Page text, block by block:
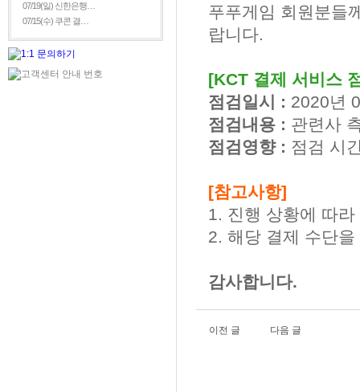
07/19(일) 신한은행…
07/15(수) 쿠콘 결…
푸푸게임 회원분들
랍니다.
[KCT 결제 서비스
점검일시 : 2020년
점검내용 : 관련사
점검영향 : 점검 시
[참고사항]
1. 진행 상황에 따
2. 해당 결제 수단
감사합니다.
이전 글 다음 글